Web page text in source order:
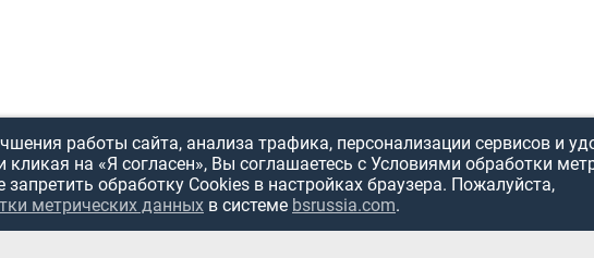
работы сайта, анализа трафика, персонализации сервисов и
кликая на «Я согласен», Вы соглашаетесь с Условиями обработки
обработку Cookies в настройках браузера. Пожалуйста,
метрических данных в системе bsrussia.com.